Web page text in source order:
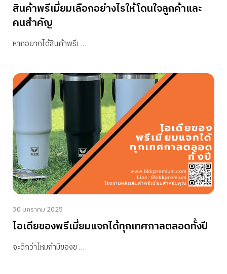
สินค้าพรีเมี่ยมเลือกอย่างไรให้โดนใจลูกค้าและ
คนสำคัญ
หากอยากได้สินค้าพรีเ …
30 มกราคม 2025
ไอเดียของพรีเมี่ยมแจกได้ทุกเทศกาลตลอดทั้งปี
จะดีกว่าไหมถ้ามีของข …